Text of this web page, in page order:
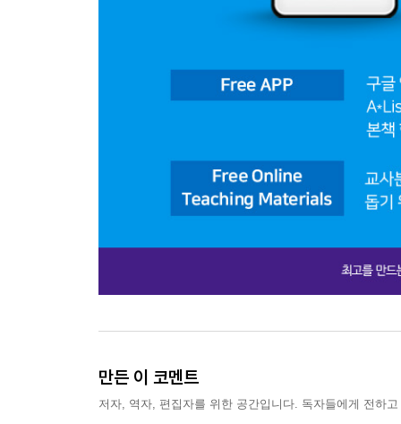
만든 이 코멘트
저자, 역자, 편집자를 위한 공간입니다. 독자들에게 전하